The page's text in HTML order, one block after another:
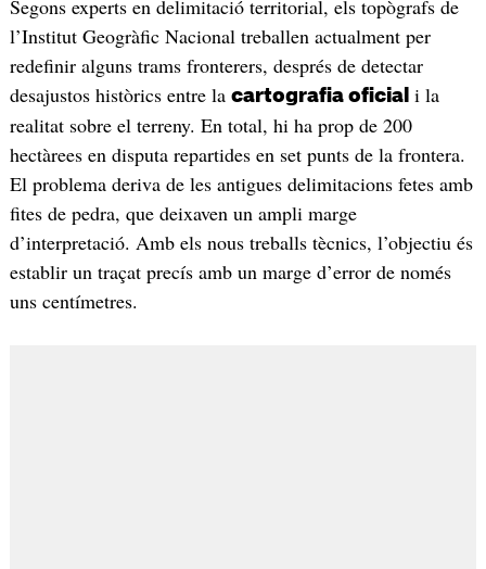
Segons experts en delimitació territorial, els topògrafs de
l’Institut Geogràfic Nacional treballen actualment per
redefinir alguns trams fronterers, després de detectar
desajustos històrics entre la cartografia oficial i la
realitat sobre el terreny. En total, hi ha prop de 200
hectàrees en disputa repartides en set punts de la frontera.
El problema deriva de les antigues delimitacions fetes amb
fites de pedra, que deixaven un ampli marge
d’interpretació. Amb els nous treballs tècnics, l’objectiu és
establir un traçat precís amb un marge d’error de només
uns centímetres.